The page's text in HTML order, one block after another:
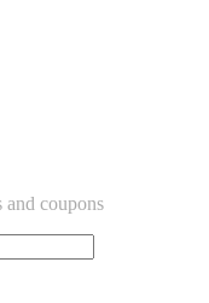
and coupons